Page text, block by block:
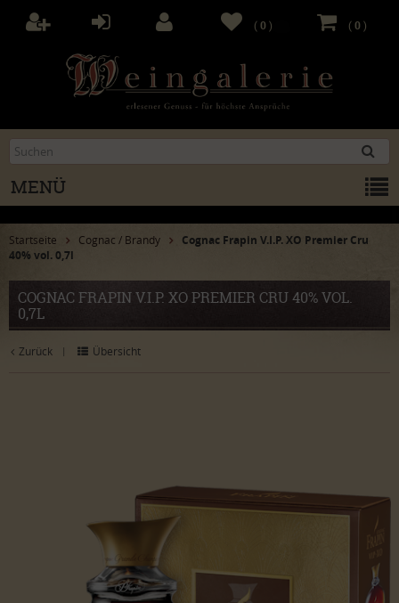
(0 )
(0 )
MENÜ
Startseite Cognac / Brandy
Cognac Frapin V.I.P. XO Premier Cru
40% vol. 0,7l
COGNAC FRAPIN V.I.P. XO PREMIER CRU 40% VOL.
0,7L
Zurück | Übersicht